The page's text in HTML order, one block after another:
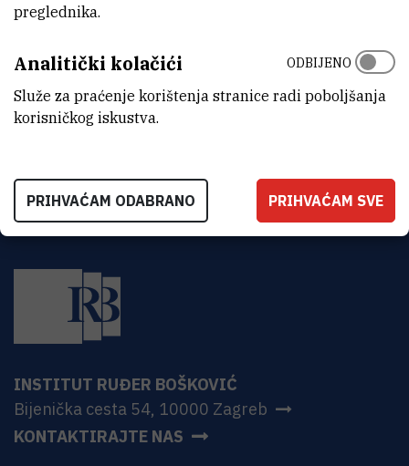
LABORATORIJ
ADRESA
Institut Ruđer Bošković
Bijenička 54
HR-10000 Zagreb
INSTITUT RUĐER BOŠKOVIĆ
Bijenička cesta 54, 10000 Zagreb
KONTAKTIRAJTE NAS
preglednika.
Analitički kolačići
Služe za praćenje korištenja stranice radi poboljšanja
korisničkog iskustva.
ODBIJENO
PRIHVAĆAM ODABRANO PRIHVAĆAM SVE